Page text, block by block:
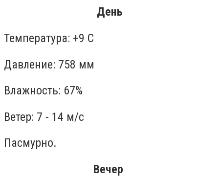
День
Температура: +9 С
Давление: 758 мм
Влажность: 67%
Ветер: 7 - 14 м/с
Пасмурно.
Вечер